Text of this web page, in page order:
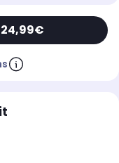
24,99€